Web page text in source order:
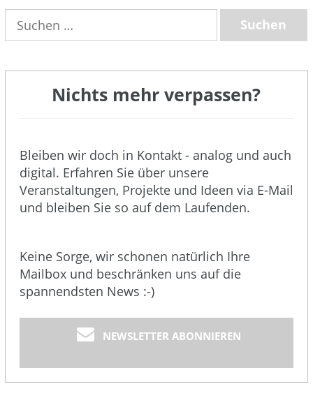
nach:
Nichts mehr verpassen?
Bleiben wir doch in Kontakt - analog und auch
digital. Erfahren Sie über unsere
Veranstaltungen, Projekte und Ideen via E-Mail
und bleiben Sie so auf dem Laufenden.
Keine Sorge, wir schonen natürlich Ihre
Mailbox und beschränken uns auf die
spannendsten News :-)
NEWSLETTER ABONNIEREN